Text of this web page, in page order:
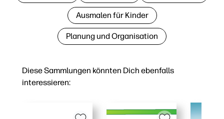
Diese Sammlungen könnten Dich ebenfalls
interessieren:
Ausmalen für Kinder
Planung und Organisation